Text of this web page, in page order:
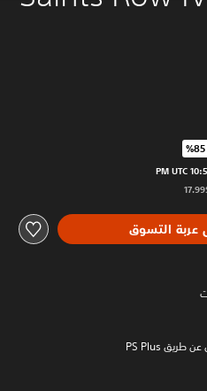
البالغ $17.99‏
عربة التسوق